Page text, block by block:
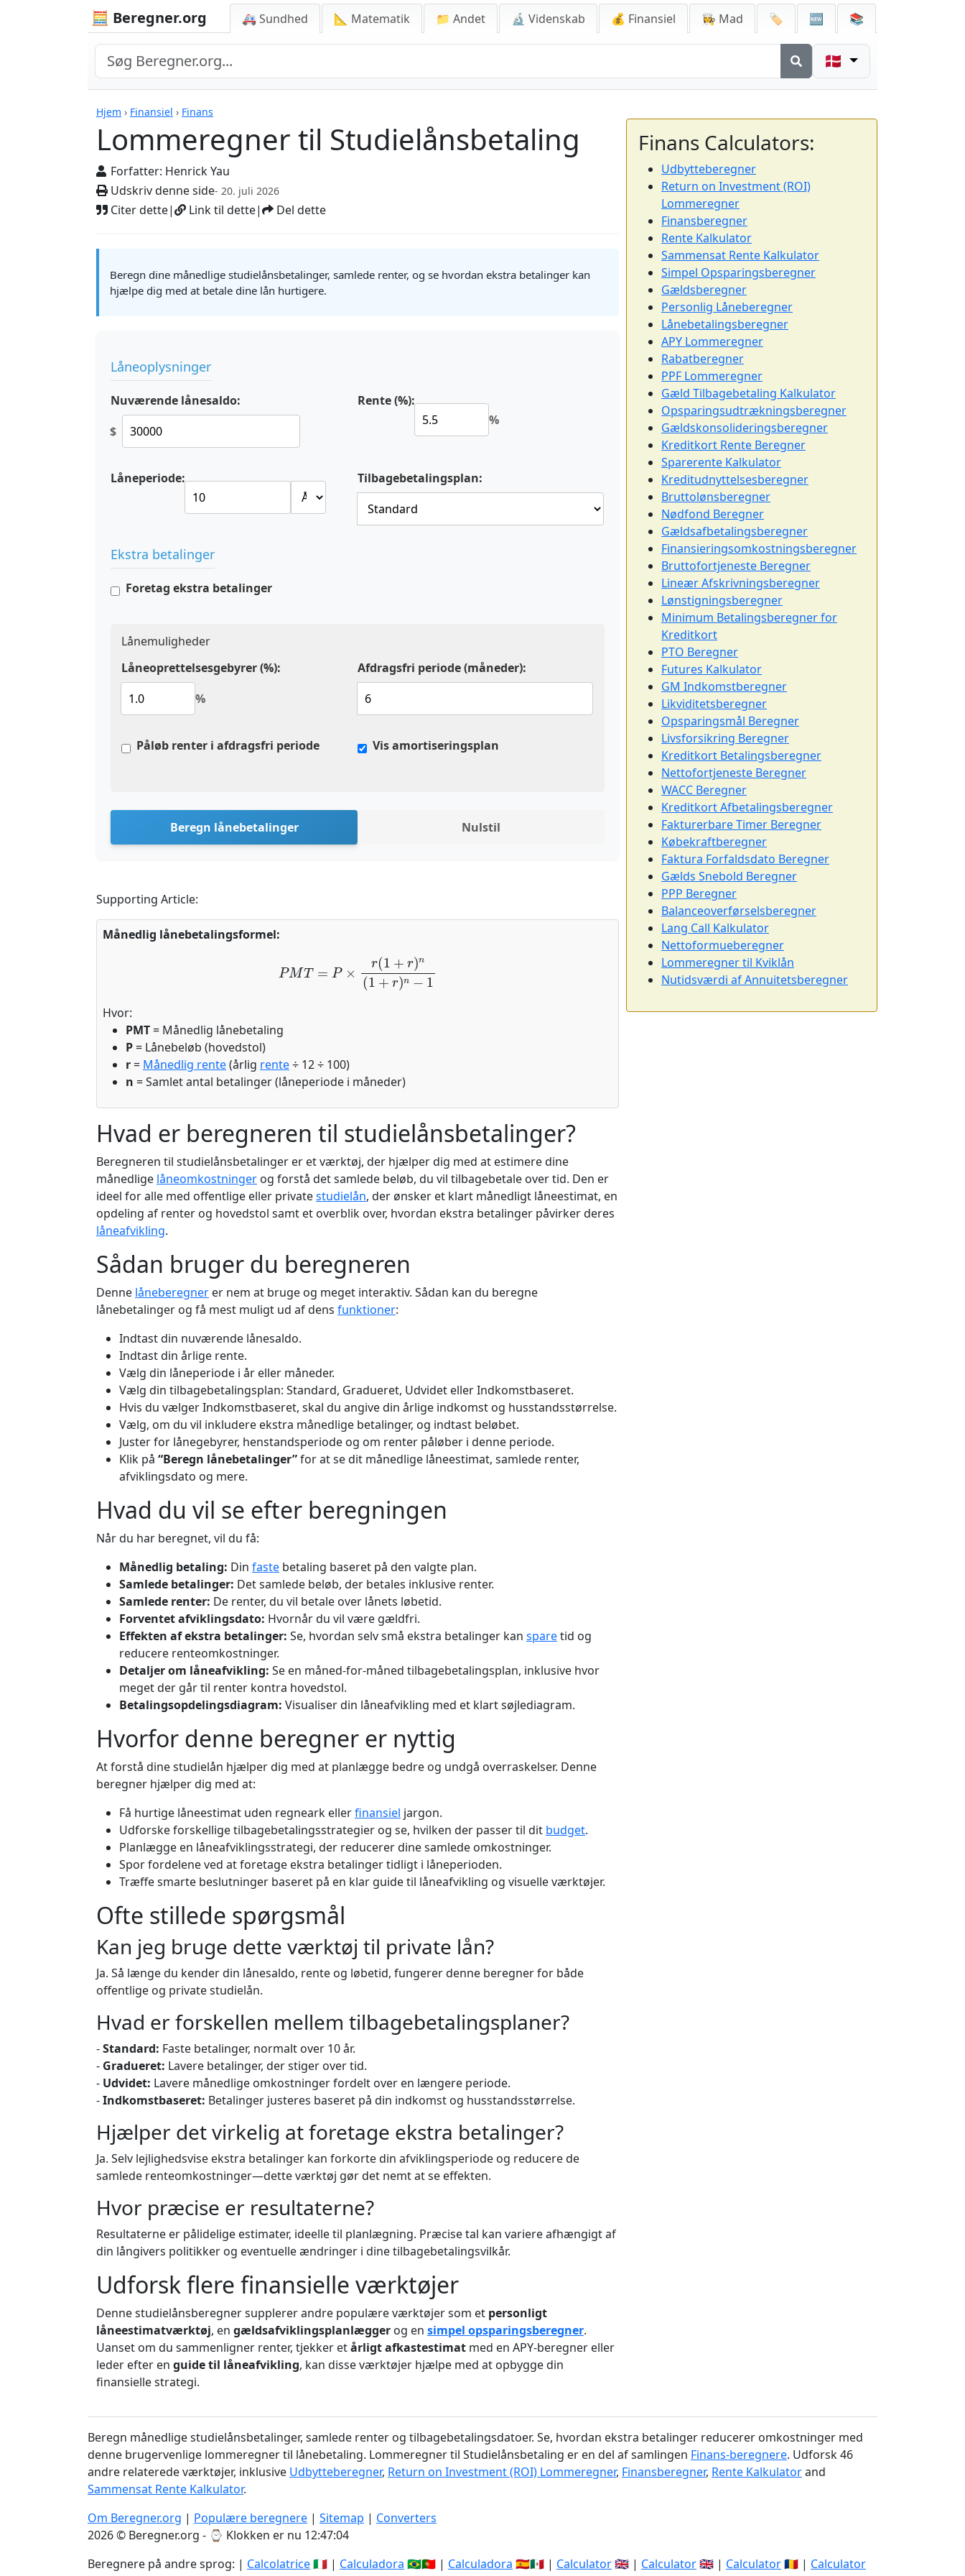
🧮 Beregner.org 🚑 Sundhed 📐 Matematik 📁 Andet 🔬 Videnskab 💰 Finansiel 👩‍🍳 Mad 🏷️ 🆕 📚
🇩🇰
Hjem › Finansiel › Finans
Lommeregner til Studielånsbetaling
Forfatter: Henrick Yau
Udskriv denne side- 20. juli 2026
Citer dette| Link til dette| Del dette
Lommeregner til Studielånsbetaling
Beregn dine månedlige studielånsbetalinger, samlede renter, og se hvordan ekstra betalinger kan
hjælpe dig med at betale dine lån hurtigere.
Låneoplysninger
Nuværende lånesaldo:
$
Rente (%):
%
Låneperiode: Tilbagebetalingsplan:
Ekstra betalinger
Foretag ekstra betalinger
Lånemuligheder
Låneoprettelsesgebyrer (%):
%
Afdragsfri periode (måneder):
Påløb renter i afdragsfri periode Vis amortiseringsplan
Beregn lånebetalinger Nulstil
Supporting Article:
Månedlig lånebetalingsformel:
n(1 +r )n−
Hvor:
PMT= Månedlig lånebetaling
P= Lånebeløb (hovedstol)
r= Månedlig rente(årlig rente÷ 12 ÷ 100)
n = Samlet antal betalinger (låneperiode i måneder)
Hvad er beregneren til studielånsbetalinger?
Beregneren til studielånsbetalinger er et værktøj, der hjælper dig med at estimere dine
månedlige låneomkostninger og forstå det samlede beløb, du vil tilbagebetale over tid. Den er
ideel for alle med offentlige eller privatestudielån, der ønsker et klart månedligt låneestimat, en
opdeling af renter og hovedstol samt et overblik over, hvordan ekstra betalinger påvirker deres
låneafvikling.
Sådan bruger du beregneren
Denne låneberegner er nem at bruge og meget interaktiv. Sådan kan du beregne
lånebetalinger og få mest muligt ud af dens funktioner:
Indtast din nuværende lånesaldo.
Indtast din årlige rente.
Vælg din låneperiode i år eller måneder.
Vælg din tilbagebetalingsplan: Standard, Gradueret, Udvidet eller Indkomstbaseret.
Hvis du vælger Indkomstbaseret, skal du angive din årlige indkomst og husstandsstørrelse.
Vælg, om du vil inkludere ekstra månedlige betalinger, og indtast beløbet.
Juster for lånegebyrer, henstandsperiode og om renter påløber i denne periode.
Klik på “Beregn lånebetalinger”for at se dit månedlige låneestimat, samlede renter,
afviklingsdato og mere.
Hvad du vil se efter beregningen
Når du har beregnet, vil du få:
Månedlig betaling: Din faste betaling baseret på den valgte plan.
Samlede betalinger: Det samlede beløb, der betales inklusive renter.
Samlede renter: De renter, du vil betale over lånets løbetid.
Forventet afviklingsdato: Hvornår du vil være gældfri.
Effekten af ekstra betalinger: Se, hvordan selv små ekstra betalinger kan sparetid og
reducere renteomkostninger.
Detaljer om låneafvikling: Se en måned-for-måned tilbagebetalingsplan, inklusive hvor
meget der går til renter kontra hovedstol.
Betalingsopdelingsdiagram: Visualiser din låneafvikling med et klart søjlediagram.
Hvorfor denne beregner er nyttig
At forstå dine studielån hjælper dig med at planlægge bedre og undgå overraskelser. Denne
beregner hjælper dig med at:
Få hurtige låneestimat uden regneark ellerfinansiel jargon.
Udforske forskellige tilbagebetalingsstrategier og se, hvilken der passer til dit budget.
Planlægge en låneafviklingsstrategi, der reducerer dine samlede omkostninger.
Spor fordelene ved at foretage ekstra betalinger tidligt i låneperioden.
Træffe smarte beslutninger baseret på en klar guide til låneafvikling og visuelle værktøjer.
Ofte stillede spørgsmål
Kan jeg bruge dette værktøj til private lån?
Ja. Så længe du kender din lånesaldo, rente og løbetid, fungerer denne beregner for både
offentlige og private studielån.
Hvad er forskellen mellem tilbagebetalingsplaner?
-Standard: Faste betalinger, normalt over 10 år.
- Gradueret: Lavere betalinger, der stiger over tid.
- Udvidet: Lavere månedlige omkostninger fordelt over en længere periode.
-Indkomstbaseret: Betalinger justeres baseret på din indkomst og husstandsstørrelse.
Hjælper det virkelig at foretage ekstra betalinger?
Ja. Selv lejlighedsvise ekstra betalinger kan forkorte din afviklingsperiode og reducere de
samlede renteomkostninger—dette værktøj gør det nemt at se effekten.
Hvor præcise er resultaterne?
Resultaterne er pålidelige estimater, ideelle til planlægning. Præcise tal kan variere afhængigt af
din långivers politikker og eventuelle ændringer i dine tilbagebetalingsvilkår.
Udforsk flere finansielle værktøjer
Denne studielånsberegner supplerer andre populære værktøjer som et personligt
låneestimatværktøj, en gældsafviklingsplanlægger og en simpel opsparingsberegner.
Uanset om du sammenligner renter, tjekker etårligt afkastestimat med en APY-beregner eller
leder efter en guide til låneafvikling, kan disse værktøjer hjælpe med at opbygge din
finansielle strategi.
Finans Calculators:
Udbytteberegner
Return on Investment (ROI)
Lommeregner
Finansberegner
Rente Kalkulator
Sammensat Rente Kalkulator
Simpel Opsparingsberegner
Gældsberegner
Personlig Låneberegner
Lånebetalingsberegner
APY Lommeregner
Rabatberegner
PPF Lommeregner
Gæld Tilbagebetaling Kalkulator
Opsparingsudtrækningsberegner
Gældskonsolideringsberegner
Kreditkort Rente Beregner
Sparerente Kalkulator
Kreditudnyttelsesberegner
Bruttolønsberegner
Nødfond Beregner
Gældsafbetalingsberegner
Finansieringsomkostningsberegner
Bruttofortjeneste Beregner
Lineær Afskrivningsberegner
Lønstigningsberegner
Minimum Betalingsberegner for
Kreditkort
PTO Beregner
Futures Kalkulator
GM Indkomstberegner
Likviditetsberegner
Opsparingsmål Beregner
Livsforsikring Beregner
Kreditkort Betalingsberegner
Nettofortjeneste Beregner
WACC Beregner
Kreditkort Afbetalingsberegner
Fakturerbare Timer Beregner
Købekraftberegner
Faktura Forfaldsdato Beregner
Gælds Snebold Beregner
PPP Beregner
Balanceoverførselsberegner
Lang Call Kalkulator
Nettoformueberegner
Lommeregner til Kviklån
Nutidsværdi af Annuitetsberegner
Beregn månedlige studielånsbetalinger, samlede renter og tilbagebetalingsdatoer. Se, hvordan ekstra betalinger reducerer omkostninger med
denne brugervenlige lommeregner til lånebetaling. Lommeregner til Studielånsbetaling er en del af samlingen Finans-beregnere. Udforsk 46
andre relaterede værktøjer, inklusive Udbytteberegner, Return on Investment (ROI) Lommeregner, Finansberegner, Rente Kalkulatorand
Sammensat Rente Kalkulator.
Om Beregner.org | Populære beregnere | Sitemap | Converters
2026 © Beregner.org - ⌚ Klokken er nu 12:47:05
Beregnere på andre sprog: | Calcolatrice🇮🇹 | Calculadora 🇧🇷🇵🇹 | Calculadora 🇪🇸🇲🇽 | Calculator🇬🇧 | Calculator🇬🇧 | Calculator🇷🇴 | Calculator